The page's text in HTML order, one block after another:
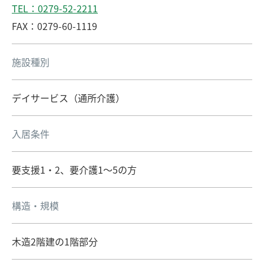
TEL：0279-52-2211
FAX：0279-60-1119
施設種別
デイサービス（通所介護）
入居条件
要支援1・2、要介護1～5の方
構造・規模
木造2階建の1階部分